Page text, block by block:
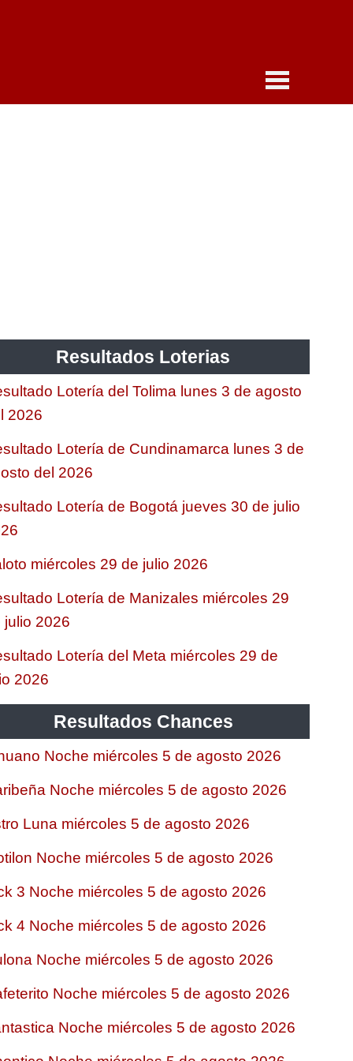
Resultados Loterias
Lotería del Tolima lunes 3 de agosto
2026
Lotería de Cundinamarca lunes 3 de
del 2026
Lotería de Bogotá jueves 30 de julio
miércoles 29 de julio 2026
Lotería de Manizales miércoles 29
julio 2026
Lotería del Meta miércoles 29 de
2026
Resultados Chances
Noche miércoles 5 de agosto 2026
Noche miércoles 5 de agosto 2026
Luna miércoles 5 de agosto 2026
Noche miércoles 5 de agosto 2026
3 Noche miércoles 5 de agosto 2026
4 Noche miércoles 5 de agosto 2026
Noche miércoles 5 de agosto 2026
Noche miércoles 5 de agosto 2026
Noche miércoles 5 de agosto 2026